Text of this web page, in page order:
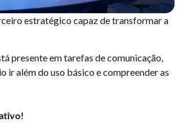
estratégico capaz de transformar a
presente em tarefas de comunicação,
ir além do uso básico e compreender as